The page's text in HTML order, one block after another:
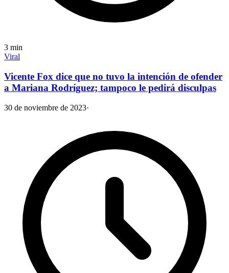
3 min
Viral
Vicente Fox dice que no tuvo la intención de ofender
a Mariana Rodríguez; tampoco le pedirá disculpas
30 de noviembre de 2023·